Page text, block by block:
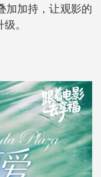
加加持，让观影的
。